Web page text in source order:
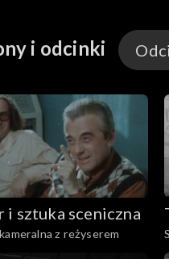
i odcinki
i sztuka sceniczna
z reżyserem